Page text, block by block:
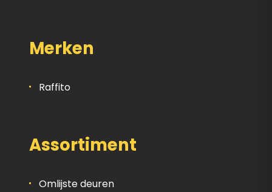
Merken
Raffito
Assortiment
Omlijste deuren